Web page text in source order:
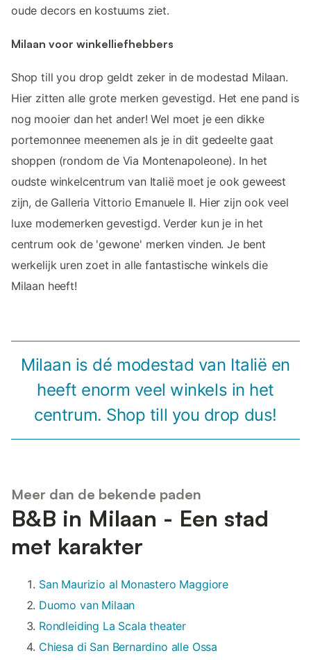
oude decors en kostuums ziet.
Milaan voor winkelliefhebbers
Shop till you drop geldt zeker in de modestad Milaan.
Hier zitten alle grote merken gevestigd. Het ene pand is
nog mooier dan het ander! Wel moet je een dikke
portemonnee meenemen als je in dit gedeelte gaat
shoppen (rondom de Via Montenapoleone). In het
oudste winkelcentrum van Italië moet je ook geweest
zijn, de Galleria Vittorio Emanuele II. Hier zijn ook veel
luxe modemerken gevestigd. Verder kun je in het
centrum ook de 'gewone' merken vinden. Je bent
werkelijk uren zoet in alle fantastische winkels die
Milaan heeft!
Milaan is dé modestad van Italië en
heeft enorm veel winkels in het
centrum. Shop till you drop dus!
Meer dan de bekende paden
B&B in Milaan - Een stad
met karakter
San Maurizio al Monastero Maggiore
Duomo van Milaan
Rondleiding La Scala theater
Chiesa di San Bernardino alle Ossa